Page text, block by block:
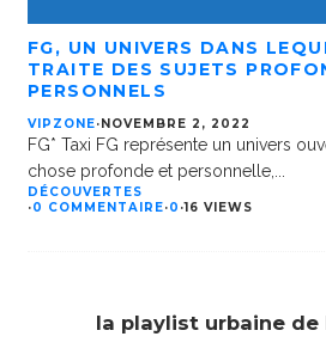
FG, UN UNIVERS DANS
TRAITE DES SUJETS
PERSONNELS
VIPZONE· NOVEMBRE 2, 2022
FG* Taxi FG représente un univers
chose profonde et personnelle,
DÉCOUVERTES
·0 COMMENTAIRE·0 ·16 VIEWS
la playlist urbaine de